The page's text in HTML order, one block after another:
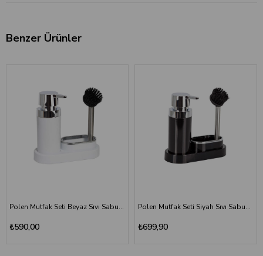
Benzer Ürünler
Polen Mutfak Seti Beyaz Sıvı Sabunluk Fırça
₺590,00
Polen Mutfak Seti Siyah Sıvı Sabunluk Fırça
₺699,90